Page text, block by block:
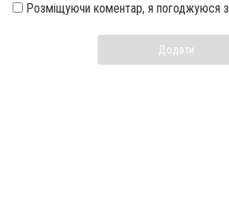
Розміщуючи коментар, я погоджуюся з
Додати